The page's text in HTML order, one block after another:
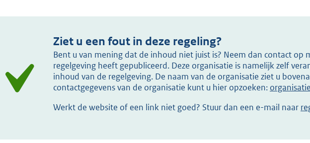
Ziet u een fout in deze regeling?
Bent u van mening dat de inhoud niet juist is? Neem dan contact op
regelgeving heeft gepubliceerd. Deze organisatie is namelijk zelf
inhoud van de regelgeving. De naam van de organisatie ziet u
contactgegevens van de organisatie kunt u hier opzoeken:
Werkt de website of een link niet goed? Stuur dan een e-mail naar